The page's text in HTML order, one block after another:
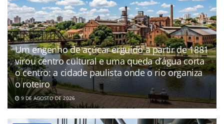
Um engenho de açúcar erguido a partir de 1881
virou centro cultural e uma queda d’água corta
o centro: a cidade paulista onde o rio organiza
o roteiro
9 DE AGOSTO DE 2026